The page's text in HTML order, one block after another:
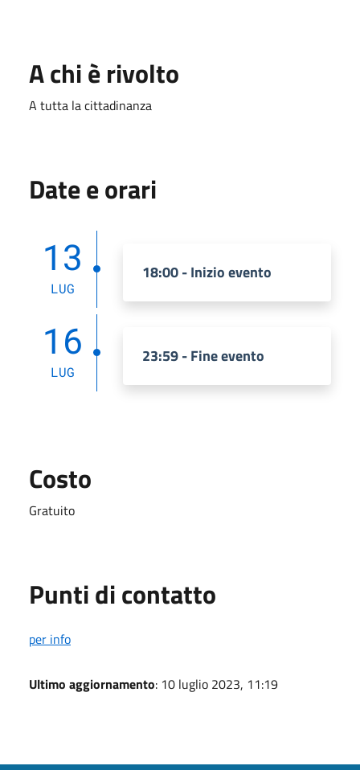
A chi è rivolto
A tutta la cittadinanza
Date e orari
13
LUG
18:00 - Inizio evento
16
LUG
23:59 - Fine evento
Costo
Gratuito
Punti di contatto
per info
Ultimo aggiornamento: 10 luglio 2023, 11:19